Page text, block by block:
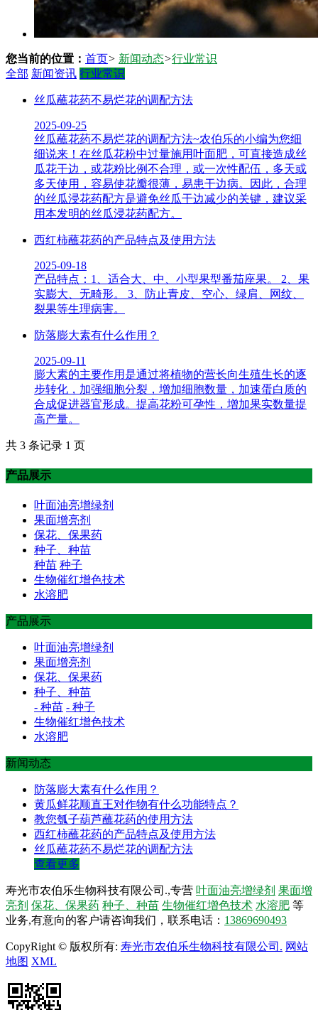
您当前的位置： 首页> 新闻动态>行业常识
全部 新闻资讯 行业常识
丝瓜蘸花药不易烂花的调配方法
2025-09-25
丝瓜蘸花药不易烂花的调配方法~农伯乐的小编为您细
细说来！在丝瓜花粉中过量施用叶面肥，可直接造成丝
瓜花干边，或花粉比例不合理，或一次性配伍，多天或
多天使用，容易使花瓣很薄，易患干边病。因此，合理
的丝瓜浸花药配方是避免丝瓜干边减少的关键，建议采
用本发明的丝瓜浸花药配方。
西红柿蘸花药的产品特点及使用方法
2025-09-18
产品特点：1、适合大、中、小型果型番茄座果。 2、果
实膨大、无畸形。 3、防止青皮、空心、绿肩、网纹、
裂果等生理病害。
防落膨大素有什么作用？
2025-09-11
膨大素的主要作用是通过将植物的营长向生殖生长的逐
步转化，加强细胞分裂，增加细胞数量，加速蛋白质的
合成促进器官形成。提高花粉可孕性，增加果实数量提
高产量。
共 3 条记录 1 页
产品展示
叶面油亮增绿剂
果面增亮剂
保花、保果药
种子、种苗
种苗 种子
生物催红增色技术
水溶肥
产品展示
叶面油亮增绿剂
果面增亮剂
保花、保果药
种子、种苗
- 种苗 - 种子
生物催红增色技术
水溶肥
新闻动态
防落膨大素有什么作用？
黄瓜鲜花顺直王对作物有什么功能特点？
教您瓠子葫芦蘸花药的使用方法
西红柿蘸花药的产品特点及使用方法
丝瓜蘸花药不易烂花的调配方法
查看更多
寿光市农伯乐生物科技有限公司.,专营 叶面油亮增绿剂 果面增
亮剂 保花、保果药 种子、种苗 生物催红增色技术 水溶肥 等
业务,有意向的客户请咨询我们，联系电话： 13869690493
CopyRight © 版权所有: 寿光市农伯乐生物科技有限公司. 网站
地图 XML